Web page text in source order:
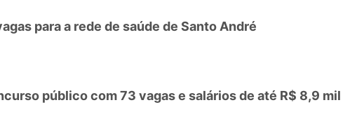
para a rede de saúde de Santo André
público com 73 vagas e salários de até R$ 8,9 mil